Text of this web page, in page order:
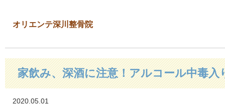
オリエンテ深川整骨院
家飲み、深酒に注意！アルコール中毒入
2020.05.01